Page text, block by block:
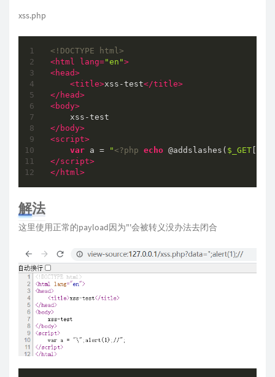
xss.php
<!DOCTYPE html>
<html lang="en">
<head>
<title>xss-test</title>
</ head>
<body>
</ body>
<script>
var a = " <?php echo @addslashes( $_GET
</script>
</ html>
解法
这里使用正常的payload因为"'会被转义没办法去闭合